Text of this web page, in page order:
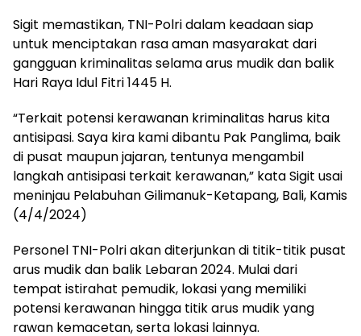
Sigit memastikan, TNI-Polri dalam keadaan siap
untuk menciptakan rasa aman masyarakat dari
gangguan kriminalitas selama arus mudik dan balik
Hari Raya Idul Fitri 1445 H.
“Terkait potensi kerawanan kriminalitas harus kita
antisipasi. Saya kira kami dibantu Pak Panglima, baik
di pusat maupun jajaran, tentunya mengambil
langkah antisipasi terkait kerawanan,” kata Sigit usai
meninjau Pelabuhan Gilimanuk-Ketapang, Bali, Kamis
(4/4/2024)
Personel TNI-Polri akan diterjunkan di titik-titik pusat
arus mudik dan balik Lebaran 2024. Mulai dari
tempat istirahat pemudik, lokasi yang memiliki
potensi kerawanan hingga titik arus mudik yang
rawan kemacetan, serta lokasi lainnya.